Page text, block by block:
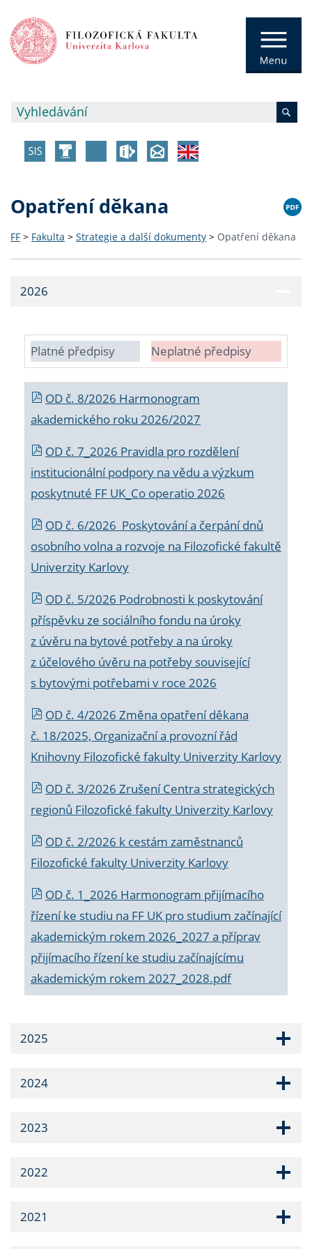
Opatření děkana
FF > Fakulta > Strategie a další dokumenty > Opatření děkana
2026
Platné předpisy Neplatné předpisy
OD č. 8/2026 Harmonogram
akademického roku 2026/2027
OD č. 7_2026 Pravidla pro rozdělení
institucionální podpory na vědu a výzkum
poskytnuté FF UK_Co operatio 2026
OD č. 6/2026 Poskytování a čerpání dnů
osobního volna a rozvoje na Filozofické fakultě
Univerzity Karlovy
OD č. 5/2026 Podrobnosti k poskytování
příspěvku ze sociálního fondu na úroky
z úvěru na bytové potřeby a na úroky
z účelového úvěru na potřeby související
s bytovými potřebami v roce 2026
OD č. 4/2026 Změna opatření děkana
č. 18/2025, Organizační a provozní řád
Knihovny Filozofické fakulty Univerzity Karlovy
OD č. 3/2026 Zrušení Centra strategických
regionů Filozofické fakulty Univerzity Karlovy
OD č. 2/2026 k cestám zaměstnanců
Filozofické fakulty Univerzity Karlovy
OD č. 1_2026 Harmonogram přijímacího
řízení ke studiu na FF UK pro studium začínající
akademickým rokem 2026_2027 a příprav
přijímacího řízení ke studiu začínajícímu
akademickým rokem 2027_2028.pdf
2025
2024
2023
2022
2021